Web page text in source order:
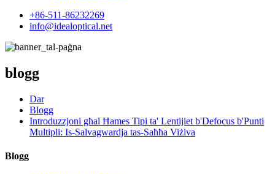
+86-511-86232269
info@idealoptical.net
blogg
Dar
Blogg
Introduzzjoni għal Ħames Tipi ta' Lentijiet b'Defocus b'Punti
Multipli: Is-Salvagwardja tas-Saħħa Viżiva
Blogg